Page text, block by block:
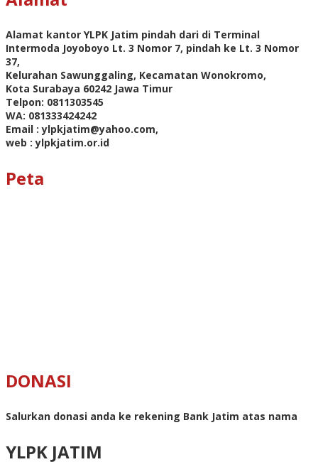
Alamat kantor YLPK Jatim pindah dari di Terminal
Intermoda Joyoboyo Lt. 3 Nomor 7, pindah ke Lt. 3 Nomor
37,
Kelurahan Sawunggaling, Kecamatan Wonokromo,
Kota Surabaya 60242 Jawa Timur
Telpon: 0811303545
WA: 081333424242
Email : ylpkjatim@yahoo.com,
web : ylpkjatim.or.id
Peta
DONASI
Salurkan donasi anda ke rekening Bank Jatim atas nama
YLPK JATIM